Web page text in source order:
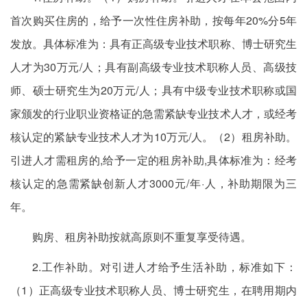
首次购买住房的，给予一次性住房补助，按每年20%分5年
发放。具体标准为：具有正高级专业技术职称、博士研究生
人才为30万元/人；具有副高级专业技术职称人员、高级技
师、硕士研究生为20万元/人；具有中级专业技术职称或国
家颁发的行业职业资格证的急需紧缺专业技术人才，或经考
核认定的紧缺专业技术人才为10万元/人。（2）租房补助。
引进人才需租房的,给予一定的租房补助,具体标准为：经考
核认定的急需紧缺创新人才3000元/年·人，补助期限为三
年。
购房、租房补助按就高原则不重复享受待遇。
2.工作补助。对引进人才给予生活补助，标准如下：
（1）正高级专业技术职称人员、博士研究生，在聘用期内